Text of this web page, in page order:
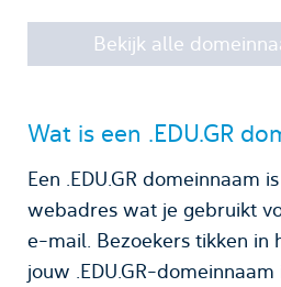
Bekijk alle
Wat is een .EDU.GR
Een .EDU.GR domeinnaam
webadres wat je gebruikt
e-mail. Bezoekers tikken in
jouw .EDU.GR-